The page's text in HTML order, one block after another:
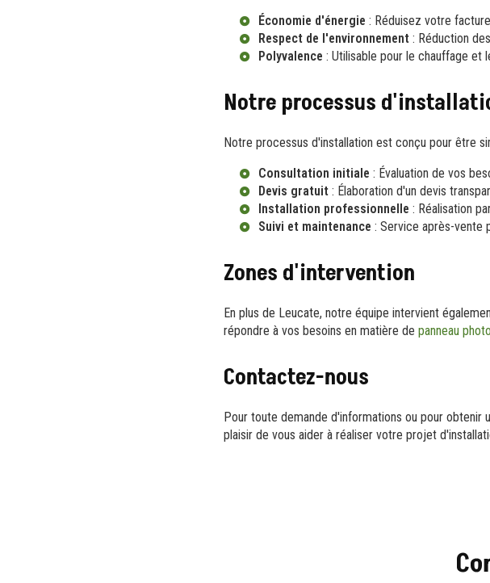
Économie d'énergie : Réduisez votre
Respect de l'environnement : Réduction
Polyvalence : Utilisable pour le chauffage et
Notre processus
Notre processus d'installation est conçu pour être
Consultation initiale : Évaluation de vos
Devis gratuit : Élaboration d'un devis
Installation professionnelle : Réalisation
Suivi et maintenance : Service après-vente
Zones d'intervention
En plus de Leucate, notre équipe intervient
répondre à vos besoins en matière de panneau
Contactez-nous
Pour toute demande d'informations ou pour obtenir
plaisir de vous aider à réaliser votre projet